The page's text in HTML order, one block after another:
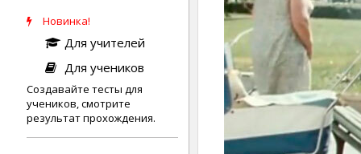
Новинка!
Для учителей
Для учеников
Создавайте тесты для
учеников, смотрите
результат прохождения.